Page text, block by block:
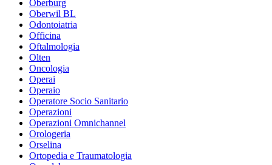
Oberburg
Oberwil BL
Odontoiatria
Officina
Oftalmologia
Olten
Oncologia
Operai
Operaio
Operatore Socio Sanitario
Operazioni
Operazioni Omnichannel
Orologeria
Orselina
Ortopedia e Traumatologia